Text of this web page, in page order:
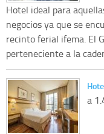
Hotel ideal para
negocios ya que se
recinto ferial ifema. El
perteneciente a la
a